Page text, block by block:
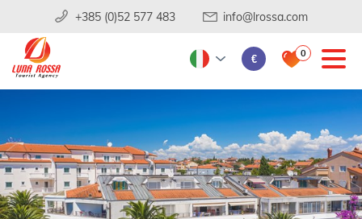
+385 (0)52 577 483 info@lrossa.com
€ 0